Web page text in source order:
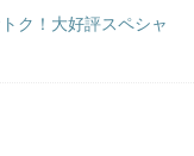
ク！大好評スペシャ